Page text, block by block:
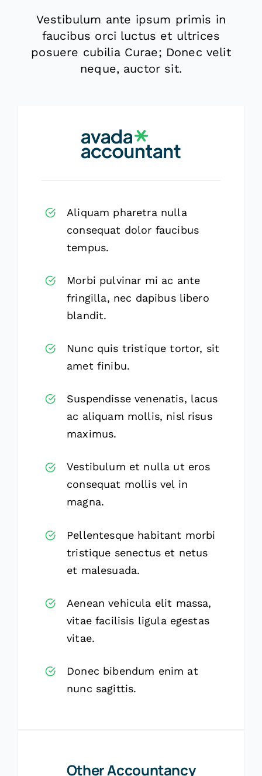
Vestibulum ante ipsum primis in
faucibus orci luctus et ultrices
posuere cubilia Curae; Donec velit
neque, auctor sit.
Aliquam pharetra nulla
consequat dolor faucibus
tempus.
Morbi pulvinar mi ac ante
fringilla, nec dapibus libero
blandit.
Nunc quis tristique tortor, sit
amet finibu.
Suspendisse venenatis, lacus
ac aliquam mollis, nisl risus
maximus.
Vestibulum et nulla ut eros
consequat mollis vel in
magna.
Pellentesque habitant morbi
tristique senectus et netus
et malesuada.
Aenean vehicula elit massa,
vitae facilisis ligula egestas
vitae.
Donec bibendum enim at
nunc sagittis.
Other Accountancy